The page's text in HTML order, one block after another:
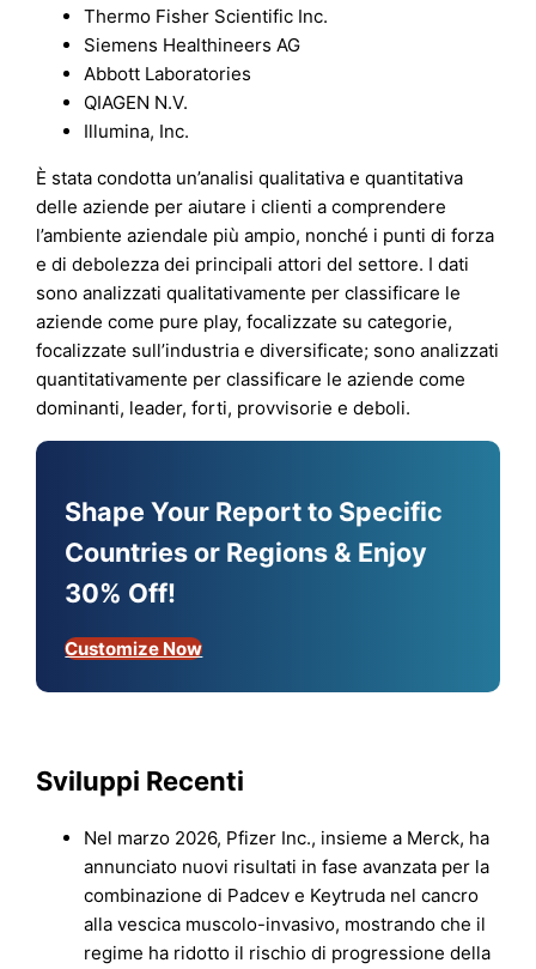
Thermo Fisher Scientific Inc.
Siemens Healthineers AG
Abbott Laboratories
QIAGEN N.V.
Illumina, Inc.
È stata condotta un’analisi qualitativa e quantitativa
delle aziende per aiutare i clienti a comprendere
l’ambiente aziendale più ampio, nonché i punti di forza
e di debolezza dei principali attori del settore. I dati
sono analizzati qualitativamente per classificare le
aziende come pure play, focalizzate su categorie,
focalizzate sull’industria e diversificate; sono analizzati
quantitativamente per classificare le aziende come
dominanti, leader, forti, provvisorie e deboli.
Shape Your Report to Specific
Countries or Regions & Enjoy
30% Off!
Customize Now
Sviluppi Recenti
Nel marzo 2026, Pfizer Inc., insieme a Merck, ha
annunciato nuovi risultati in fase avanzata per la
combinazione di Padcev e Keytruda nel cancro
alla vescica muscolo-invasivo, mostrando che il
regime ha ridotto il rischio di progressione della